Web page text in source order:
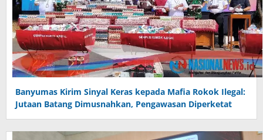
Banyumas Kirim Sinyal Keras kepada Mafia Rokok Ilegal:
Jutaan Batang Dimusnahkan, Pengawasan Diperketat